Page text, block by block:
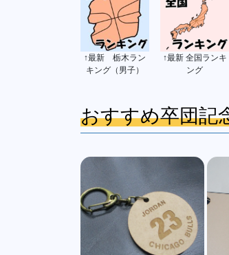
↑最新 栃木ラン
キング（男子）
↑最新 全国ランキ
ング
おすすめ卒団記